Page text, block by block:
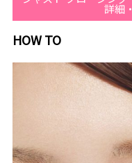
詳細
HOW TO